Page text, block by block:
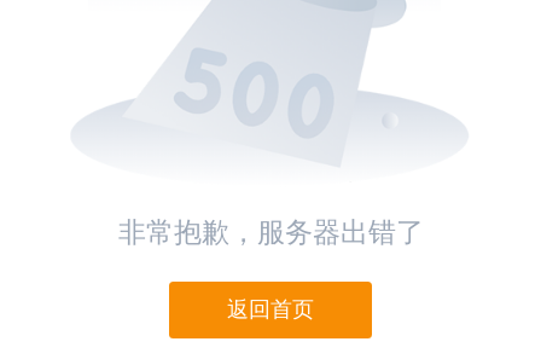
非常抱歉，服务器出错了
返回首页